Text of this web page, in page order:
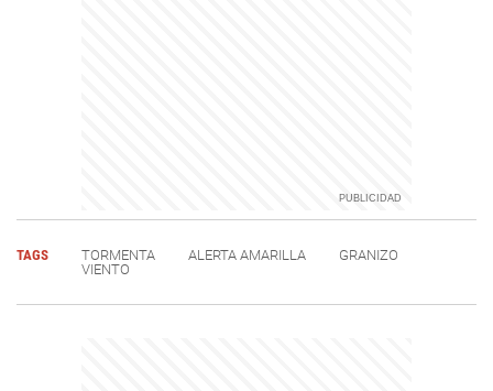
TAGS TORMENTA ALERTA AMARILLA
GRANIZO
VIENTO